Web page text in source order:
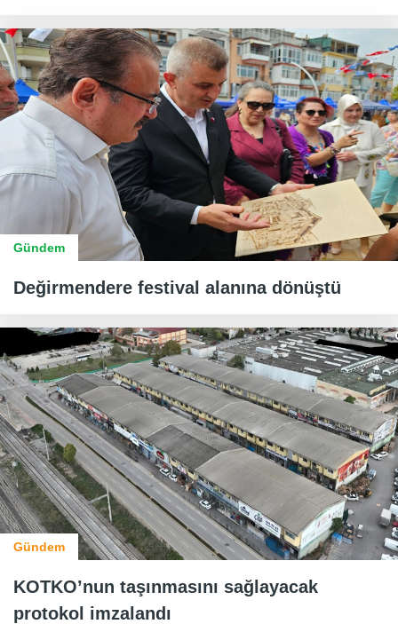
Gündem
Değirmendere festival alanına dönüştü
Gündem
KOTKO’nun taşınmasını sağlayacak
protokol imzalandı